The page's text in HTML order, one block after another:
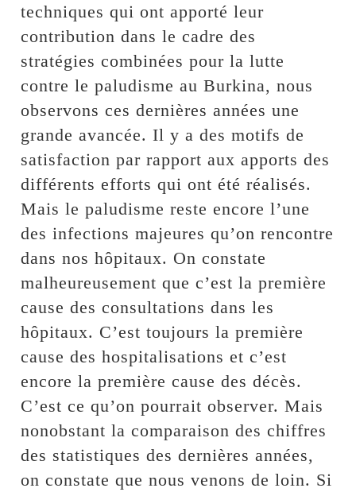
techniques qui ont apporté leur
contribution dans le cadre des
stratégies combinées pour la lutte
contre le paludisme au Burkina, nous
observons ces dernières années une
grande avancée. Il y a des motifs de
satisfaction par rapport aux apports des
différents efforts qui ont été réalisés.
Mais le paludisme reste encore l’une
des infections majeures qu’on rencontre
dans nos hôpitaux. On constate
malheureusement que c’est la première
cause des consultations dans les
hôpitaux. C’est toujours la première
cause des hospitalisations et c’est
encore la première cause des décès.
C’est ce qu’on pourrait observer. Mais
nonobstant la comparaison des chiffres
des statistiques des dernières années,
on constate que nous venons de loin. Si